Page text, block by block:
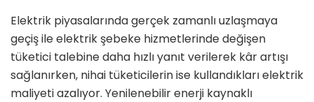
Elektrik piyasalarında gerçek zamanlı uzlaşmaya
geçiş ile elektrik şebeke hizmetlerinde değişen
tüketici talebine daha hızlı yanıt verilerek kâr artışı
sağlanırken, nihai tüketicilerin ise kullandıkları elektrik
maliyeti azalıyor. Yenilenebilir enerji kaynaklı